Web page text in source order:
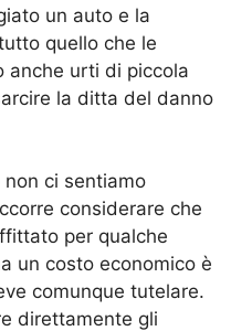
un auto e la
quello che le
anche urti di piccola
la ditta del danno
ci sentiamo
considerare che
per qualche
un costo economico è
comunque tutelare.
direttamente gli